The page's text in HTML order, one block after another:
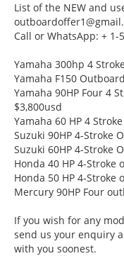
List of the NEW and
Call or WhatsApp: + 1-
Yamaha 300hp 4
Yamaha F150
Yamaha 90HP Four 4
$3,800usd
Yamaha 60 HP 4
Suzuki 90HP 4-Stroke
Suzuki 60HP 4-Stroke
Honda 40 HP 4-Stroke
Honda 50 HP 4-Stroke
Mercury 90HP Four
If you wish for any
send us your enquiry
with you soonest.